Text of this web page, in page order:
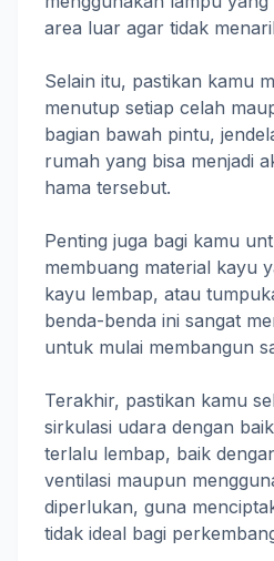
area luar agar tidak
Selain itu, pastikan kamu
menutup setiap celah
bagian bawah pintu,
rumah yang bisa menjadi
hama tersebut.
Penting juga bagi kamu
membuang material kayu
kayu lembap, atau
benda-benda ini sangat
untuk mulai membangun
Terakhir, pastikan kamu
sirkulasi udara dengan
terlalu lembap, baik
ventilasi maupun
diperlukan, guna
tidak ideal bagi